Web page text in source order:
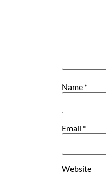
Name *
Email *
Website